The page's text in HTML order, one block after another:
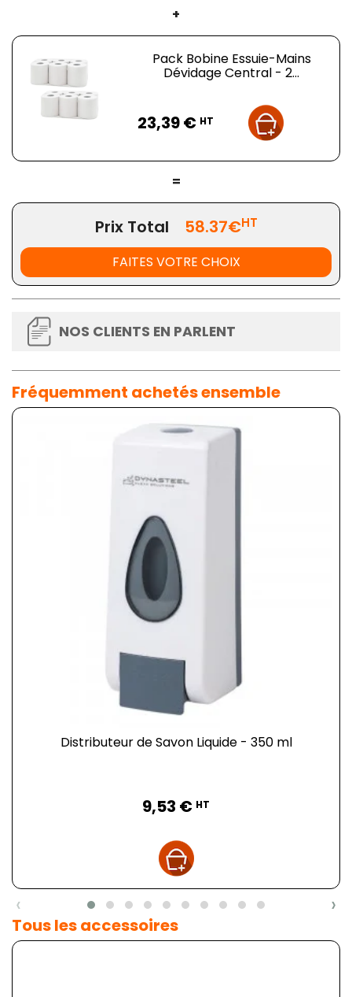
+
Pack Bobine Essuie-Mains
Dévidage Central - 2...
23,39 € HT
=
Prix Total 58.37€HT
FAITES VOTRE CHOIX
NOS CLIENTS EN PARLENT
Fréquemment achetés ensemble
Distributeur de Savon Liquide - 350 ml
9,53 € HT
‹ ›
Tous les accessoires